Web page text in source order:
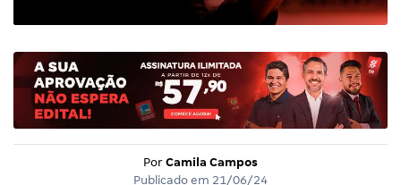
Por Camila Campos
Publicado em 21/06/24